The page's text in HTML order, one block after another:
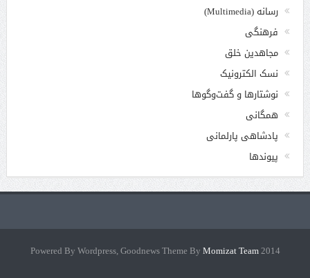
رسانه (Multimedia)
فرهنگی
مجاهدین خلق
نسک الکترونیک
نوشتارها و گفت‌وگوها
همگانی
پادشاهی پارلمانی
پیوندها
2014 Powered By Wordpress, Goodnews Theme By
Momizat Team